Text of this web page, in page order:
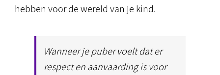
hebben voor de wereld van je kind.
Wanneer je puber voelt dat er
respect en aanvaarding is voor